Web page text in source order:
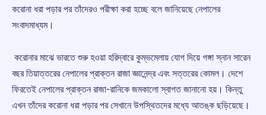
করোনা ধরা পড়ার পর তাঁদেরও পরীক্ষা করা হচ্ছে বলে জানিয়েছে নেপালের
সংবাদমাধ্যম।
করোনার মাঝে ভারতে শুরু হওয়া হরিদ্বারে কুম্ভমেলায় যোগ দিয়ে গঙ্গা স্নান সারেন
বছর তিয়াত্তরের নেপালের প্রাক্তন রাজা জ্ঞানেন্দ্র এবং সত্তরের কোমল। দেশে
ফিরতেই নেপালের প্রাক্তন রাজা-রানিকে জমকালো স্বাগত জানানো হয়। কিন্তু
এখন তাঁদের করোনা ধরা পড়ার পর সেখানে উপস্থিতদের মধ্যে আতঙ্ক ছড়িয়েছে।